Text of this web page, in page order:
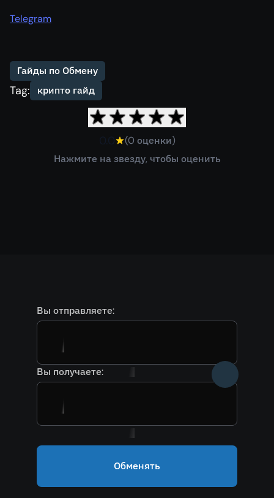
Telegram
Гайды по Обмену
Tag: крипто гайд
0.0
(0 оценки)
Нажмите на звезду, чтобы оценить
Вы отправляете:
Вы получаете:
Обменять